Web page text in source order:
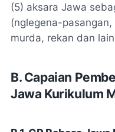
(5) aksara Jawa
(nglegena-
murda, rekan dan
B. Capaian
Jawa Kurikulum